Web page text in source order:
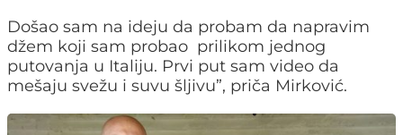
Došao sam na ideju da probam da napravim
džem koji sam probao prilikom jednog
putovanja u Italiju. Prvi put sam video da
mešaju svežu i suvu šljivu”, priča Mirković.